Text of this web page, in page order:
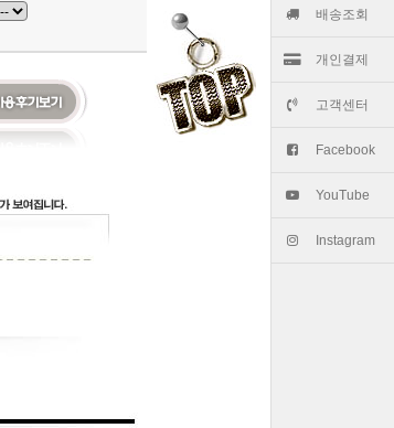
배송조회
개인결제
고객센터
Facebook
YouTube
Instagram